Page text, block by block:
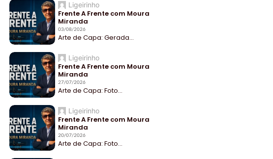
Ligeirinho
Frente A Frente com Moura
Miranda
03/08/2026
Arte de Capa: Gerada...
Ligeirinho
Frente A Frente com Moura
Miranda
27/07/2026
Arte de Capa: Foto...
Ligeirinho
Frente A Frente com Moura
Miranda
20/07/2026
Arte de Capa: Foto...